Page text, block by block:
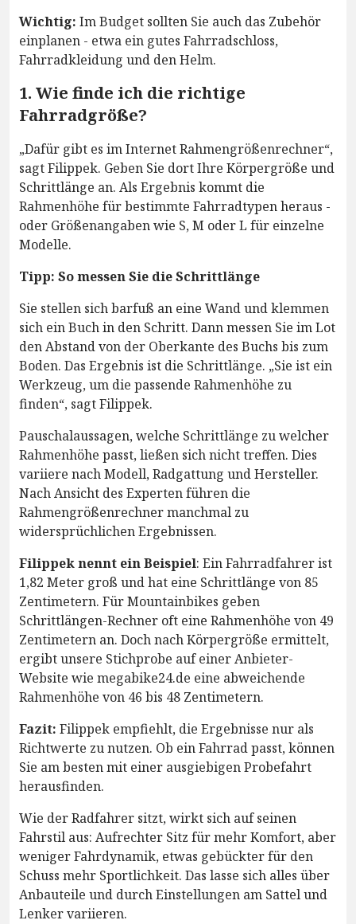
Wichtig: Im Budget sollten Sie auch das Zubehör
einplanen - etwa ein gutes Fahrradschloss,
Fahrradkleidung und den Helm.
1. Wie finde ich die richtige
Fahrradgröße?
„Dafür gibt es im Internet Rahmengrößenrechner“,
sagt Filippek. Geben Sie dort Ihre Körpergröße und
Schrittlänge an. Als Ergebnis kommt die
Rahmenhöhe für bestimmte Fahrradtypen heraus -
oder Größenangaben wie S, M oder L für einzelne
Modelle.
Tipp: So messen Sie die Schrittlänge
Sie stellen sich barfuß an eine Wand und klemmen
sich ein Buch in den Schritt. Dann messen Sie im Lot
den Abstand von der Oberkante des Buchs bis zum
Boden. Das Ergebnis ist die Schrittlänge. „Sie ist ein
Werkzeug, um die passende Rahmenhöhe zu
finden“, sagt Filippek.
Pauschalaussagen, welche Schrittlänge zu welcher
Rahmenhöhe passt, ließen sich nicht treffen. Dies
variiere nach Modell, Radgattung und Hersteller.
Nach Ansicht des Experten führen die
Rahmengrößenrechner manchmal zu
widersprüchlichen Ergebnissen.
Filippek nennt ein Beispiel: Ein Fahrradfahrer ist
1,82 Meter groß und hat eine Schrittlänge von 85
Zentimetern. Für Mountainbikes geben
Schrittlängen-Rechner oft eine Rahmenhöhe von 49
Zentimetern an. Doch nach Körpergröße ermittelt,
ergibt unsere Stichprobe auf einer Anbieter-
Website wie megabike24.de eine abweichende
Rahmenhöhe von 46 bis 48 Zentimetern.
Fazit: Filippek empfiehlt, die Ergebnisse nur als
Richtwerte zu nutzen. Ob ein Fahrrad passt, können
Sie am besten mit einer ausgiebigen Probefahrt
herausfinden.
Wie der Radfahrer sitzt, wirkt sich auf seinen
Fahrstil aus: Aufrechter Sitz für mehr Komfort, aber
weniger Fahrdynamik, etwas gebückter für den
Schuss mehr Sportlichkeit. Das lasse sich alles über
Anbauteile und durch Einstellungen am Sattel und
Lenker variieren.